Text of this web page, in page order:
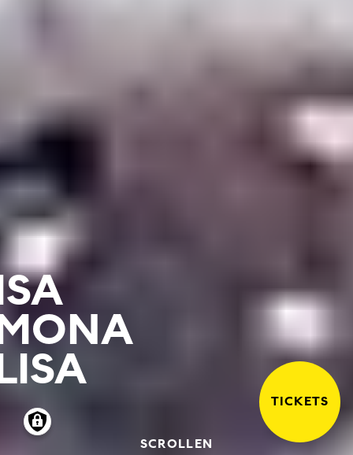
SCROLLEN
TICKETS